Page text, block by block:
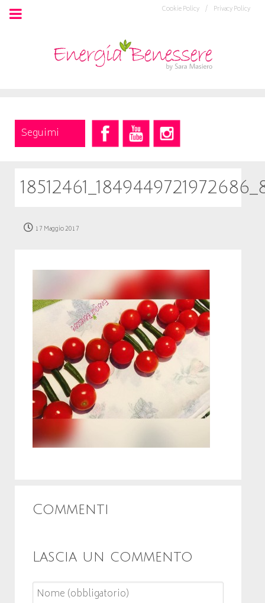
Privacy Policy
Cookie Policy /
Seguimi
17 Maggio 2017
Commenti
Lascia un commento